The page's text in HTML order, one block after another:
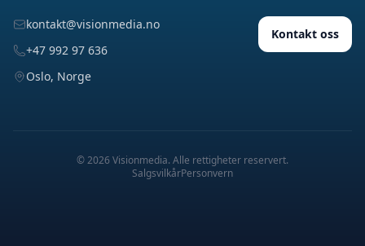
kontakt@visionmedia.no
+47 992 97 636
Oslo, Norge
Kontakt oss
©2026 Visionmedia. Alle rettigheter reservert.
SalgsvilkårPersonvern